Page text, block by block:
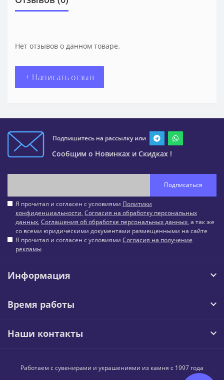
Нет отзывов о данном товаре.
+ Написать отзыв
Подпишитесь на рассылку или
Сообщим о Новинках и Скидках !
Подписаться
Я прочитал и согласен с условиями Политики
конфиденциальности, Согласия на обработку персональных
данных, Соглашения об обработке персональных данных, а так же
со всеми юридическими документами размещенными на сайте
Я прочитал и согласен с условиями Согласия на получение
рекламы
Информация
Время работы
Наши контакты
Работаем с сувенирами и украшениями из камня с 1997 года